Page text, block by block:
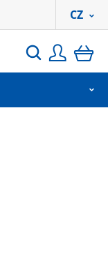
Hledat
CZ